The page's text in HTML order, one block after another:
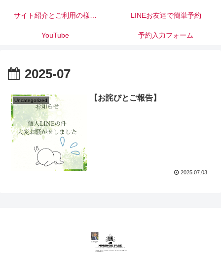
サイト紹介とご利用の様子
（駐車スペース）
LINEお友達で簡単予約
YouTube 予約入力フォーム
2025-07
Uncategorized 【お詫びとご報告】
2025.07.03